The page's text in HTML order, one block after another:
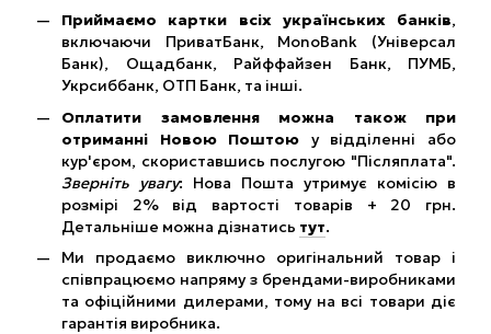
Приймаємо картки всіх українських банків,
включаючи ПриватБанк, MonoBank (Універсал
Банк), Ощадбанк, Райффайзен Банк, ПУМБ,
Укрсиббанк, ОТП Банк, та інші.
Оплатити замовлення можна також при
отриманні Новою Поштою у відділенні або
кур'єром, скориставшись послугою "Післяплата".
Зверніть увагу: Нова Пошта утримує комісію в
розмірі 2% від вартості товарів + 20 грн.
Детальніше можна дізнатись тут.
Ми продаємо виключно оригінальний товар і
співпрацюємо напряму з брендами-виробниками
та офіційними дилерами, тому на всі товари діє
гарантія виробника.